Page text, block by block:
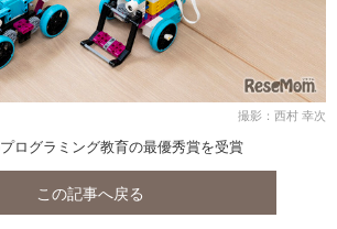
撮影：西村 幸次
ログラミング教育の最優秀賞を受賞
この記事へ戻る